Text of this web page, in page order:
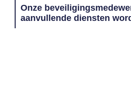
Onze
aanvullende diensten